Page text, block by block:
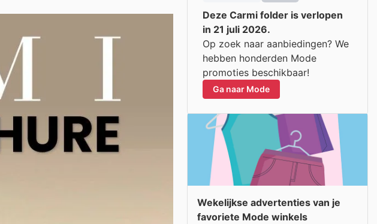
Deze Carmi folder is verlopen
in 21 juli 2026.
Op zoek naar aanbiedingen? We
hebben honderden Mode
promoties beschikbaar!
Ga naar Mode
Wekelijkse advertenties van je
favoriete Mode winkels